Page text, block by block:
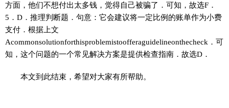
方面，他们不想付出太多钱，觉得自己被骗了．可知，故选F．
5．D．推理判断题．句意：它会建议将一定比例的账单作为小费
支付．根据上文
Acommonsolutionforthisproblemistoofferaguidelineonthecheck．可
知，这个问题的一个常见解决方案是提供检查指南．故选D．
本文到此结束，希望对大家有所帮助。